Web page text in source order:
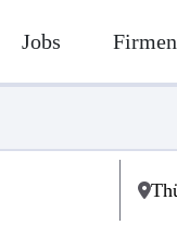
Jobs Firmen